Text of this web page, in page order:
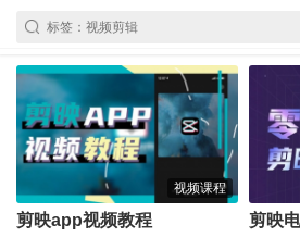
视频课程
剪映app视频教程 剪映